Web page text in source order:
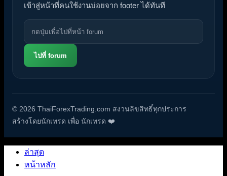
เข้าสู่หน้าที่คนใช้งานบ่อยจาก footer ได้ทันที
ไปที่ forum
© 2026 ThaiForexTrading.com สงวนลิขสิทธิ์ทุกประการ
สร้างโดยนักเทรด เพื่อ นักเทรด ❤️
ล่าสุด
หน้าหลัก